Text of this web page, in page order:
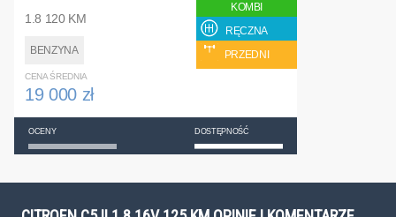
1.8 120 KM
BENZYNA
KOMBI
RĘCZNA
PRZEDNI
CENA ŚREDNIA
19 000 zł
OCENY DOSTĘPNOŚĆ